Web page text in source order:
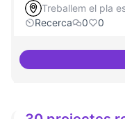
Treballem el pla
Recerca
0 0